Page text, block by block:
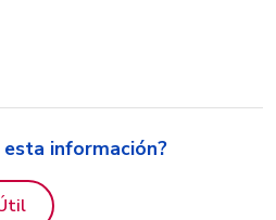
información?